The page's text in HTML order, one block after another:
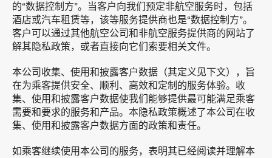
的“数据控制方”。当客户向我们预定非航空服务时，包括
酒店或汽车租赁等，该等服务提供商也是“数据控制方”。
客户可以通过其他航空公司和非航空服务提供商的网站了
解其隐私政策，或者直接向它们索要相关文件。
本公司收集、使用和披露客户数据（其定义见下文），旨
在为乘客提供安全、顺利、高效和定制的服务体验。收
集、使用和披露客户数据使我们能够提供最可能满足乘客
需要和要求的服务和产品。本隐私政策概述了本公司在收
集、使用和披露客户数据方面的政策和责任。
如乘客继续使用本公司的服务，表明其已经阅读并理解本